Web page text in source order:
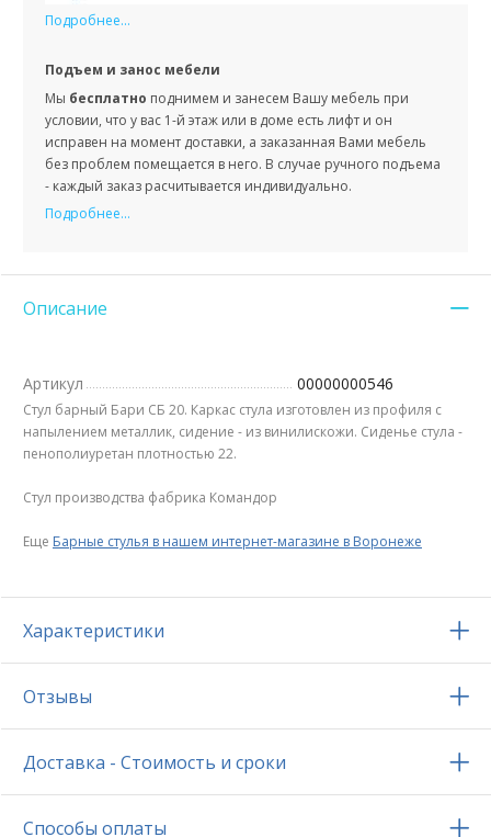
Подробнее...
Подъем и занос мебели
Мы бесплатно поднимем и занесем Вашу мебель при
условии, что у вас 1-й этаж или в доме есть лифт и он
исправен на момент доставки, а заказанная Вами мебель
без проблем помещается в него. В случае ручного подъема
- каждый заказ расчитывается индивидуально.
Подробнее...
Описание
Артикул 00000000546
Стул барный Бари СБ 20. Каркас стула изготовлен из профиля с
напылением металлик, сидение - из винилискожи. Cиденье стула -
пенополиуретан плотностью 22.
Стул производства фабрика Командор
Еще Барные стулья в нашем интернет-магазине в Воронеже
Характеристики
Отзывы
Доставка - Стоимость и сроки
Способы оплаты